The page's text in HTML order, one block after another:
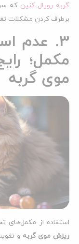
گربه رویال کنین که
برطرف کردن مشکلات
3. عدم
مکمل؛
موی گربه
استفاده از
ریزش موی گربه و